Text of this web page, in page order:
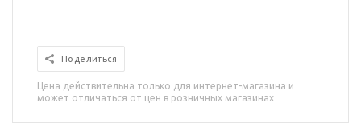
Поделиться
Цена действительна только для интернет-магазина и
может отличаться от цен в розничных магазинах